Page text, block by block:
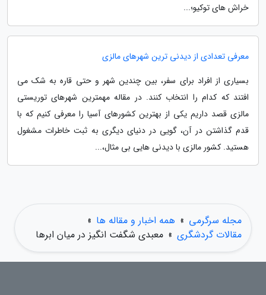
خراش های توکیو؛...
معرفی تعدادی از دیدنی ترین شهرهای مالزی
بسیاری از افراد برای سفر، بین چندین شهر و حتی قاره به شک می
افتند که کدام را انتخاب کنند. در مقاله مهمترین شهرهای توریستی
مالزی قصد داریم یکی از بهترین کشورهای آسیا را معرفی کنیم که با
قدم گذاشتن در آن، گویی در دنیای دیگری به ثبت خاطرات مشغول
هستید. کشور مالزی با دیدنی هایی بی مثال،...
مجله سرگرمی » همه اخبار و مقاله ها »
مقالات گردشگری » معبدی شگفت انگیز در میان ابرها